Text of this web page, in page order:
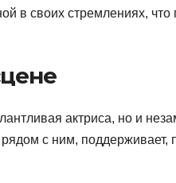
в своих стремлениях, что
актриса, но и
с ним,